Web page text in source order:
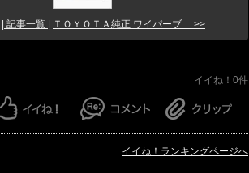
| 記事一覧 | ＴＯＹＯＴＡ純正 ワイパーブ ... >>
イイね！0件
イイね！ランキングページへ